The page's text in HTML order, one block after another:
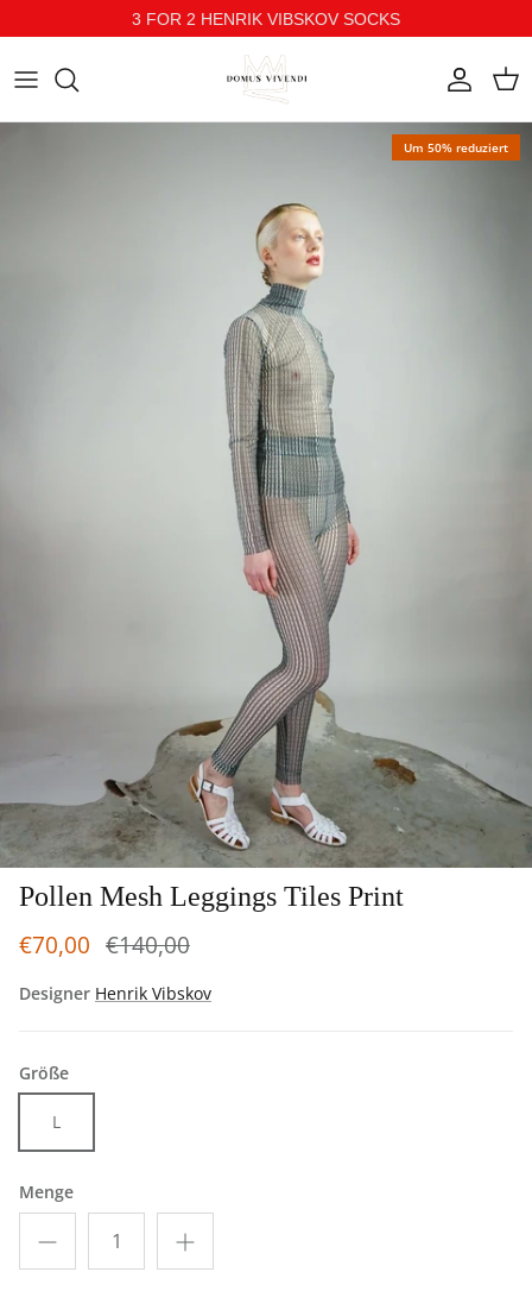
3 FOR 2 HENRIK VIBSKOV SOCKS
Konto
Um 50% reduziert
Pollen Mesh Leggings Tiles Print
€70,00 €140,00
Designer Henrik Vibskov
Größe
L
Menge